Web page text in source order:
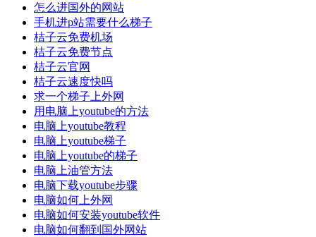
怎么进国外的网站
手机进p站需要什么梯子
桔子云免费机场
桔子云免费节点
桔子云官网
桔子云速度快吗
求一个梯子上外网
用电脑上youtube的方法
电脑上youtube教程
电脑上youtube梯子
电脑上youtube的梯子
电脑上油管方法
电脑下载youtube步骤
电脑如何上外网
电脑如何安装youtube软件
电脑如何翻到国外网站